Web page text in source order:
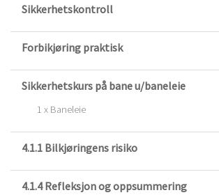
Sikkerhetskontroll
Forbikjøring praktisk
Sikkerhetskurs på bane u/baneleie
1 x Baneleie
4.1.1 Bilkjøringens risiko
4.1.4 Refleksjon og oppsummering